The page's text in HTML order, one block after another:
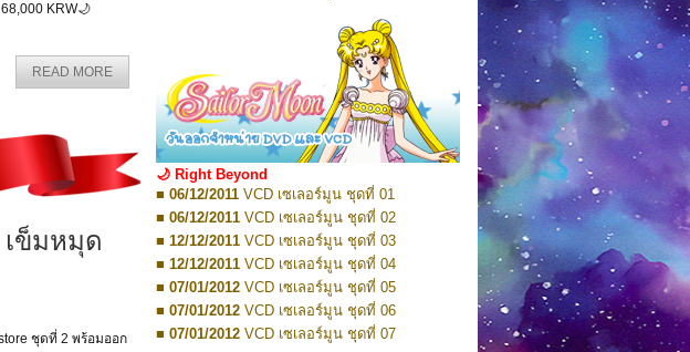
KRW🌙
READ MORE
ข็มหมุด
ชุดที่ 2 พร้อมออก
Pretty Guardian Sailor Moon Eternal
Pretty Guardian Sailor Moon Eternal
Edition 10
■ TBA 2026Code Name: Sailor V 1
■ TBA 2026Code Name: Sailor V 2
VCD เซเลอร์มูน คริสตัล VOL.9
VCD เซเลอร์มูน คริสตัล VOL.10
■ 10/08/2016
VCD เซเลอร์มูน คริสตัล VOL.11
■ 10/08/2016VCD เซเลอร์มูน คริสตัล VOL.12
■ 17/08/2016VCD เซเลอร์มูน คริสตัล VOL.13
■ 26/05/2016 DVD เซเลอร์มูน คริสตัล VOL.1
■ 08/07/2016DVD เซเลอร์มูน คริสตัล VOL.2
■ 19/08/2016 DVD เซเลอร์มูน คริสตัล VOL.3
■ 08/09/2016 DVD เซเลอร์มูน คริสตัล VOL.4
■ 07/10/2016 DVD เซเลอร์มูน คริสตัล VOL.5
■ 28/10/2016 DVD เซเลอร์มูน คริสตัล VOL.6
■ 17/11/2016DVD เซเลอร์มูน คริสตัล VOL.7
■ 17/11/2016DVD เซเลอร์มูน คริสตัล VOL.8
■ 01/01/2017 DVD เซเลอร์มูน คริสตัล Box-Set
🌙 Right Beyond
■ 06/12/2011 VCD เซเลอร์มูน ชุดที่ 01
■ 06/12/2011 VCD เซเลอร์มูน ชุดที่ 02
■ 12/12/2011 VCD เซเลอร์มูน ชุดที่ 03
■ 12/12/2011 VCD เซเลอร์มูน ชุดที่ 04
■ 07/01/2012 VCD เซเลอร์มูน ชุดที่ 05
■ 07/01/2012 VCD เซเลอร์มูน ชุดที่ 06
■ 07/01/2012 VCD เซเลอร์มูน ชุดที่ 07